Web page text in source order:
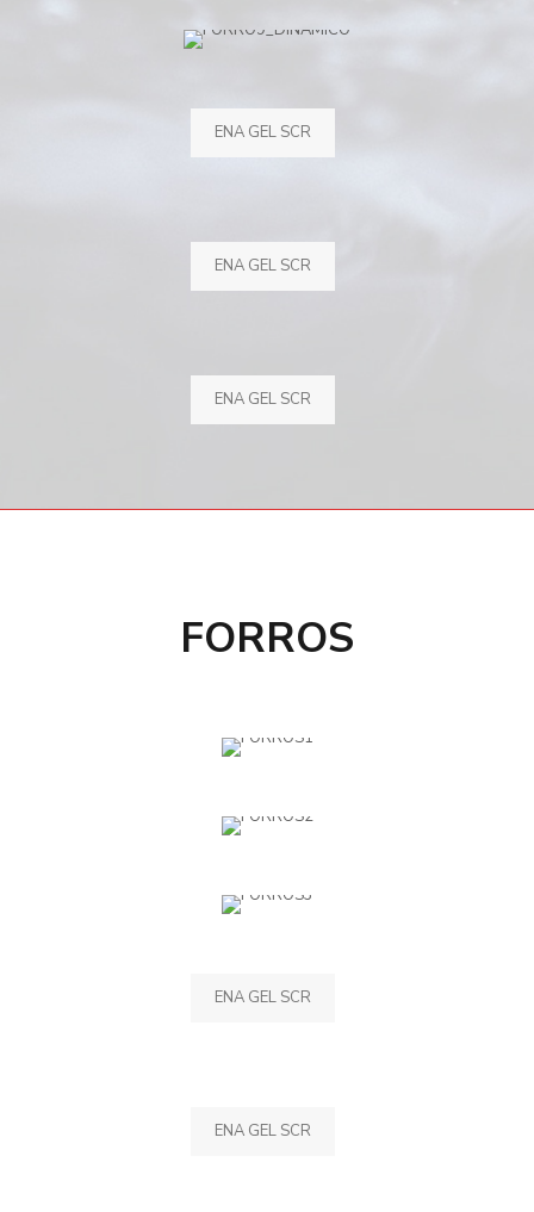
ENA GEL SCR
ENA GEL SCR
ENA GEL SCR
FORROS
ENA GEL SCR
ENA GEL SCR